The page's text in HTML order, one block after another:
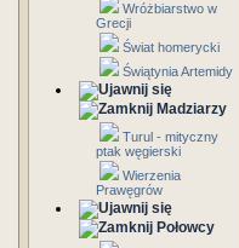
Wróżbiarstwo w
Grecji
Świat homerycki
Świątynia Artemidy
Madziarzy
Turul - mityczny
ptak węgierski
Wierzenia
Prawęgrów
Połowcy